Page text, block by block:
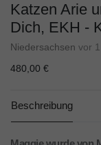
Katzen Arie
Dich, EKH -
Niedersachsen vor
480,00 €
Beschreibung